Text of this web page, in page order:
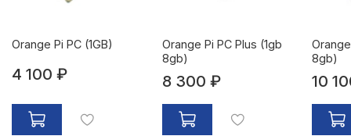
Orange Pi PC (1GB)
4 100 ₽
Orange Pi PC Plus (1gb
8gb)
8 300 ₽
8gb)
10